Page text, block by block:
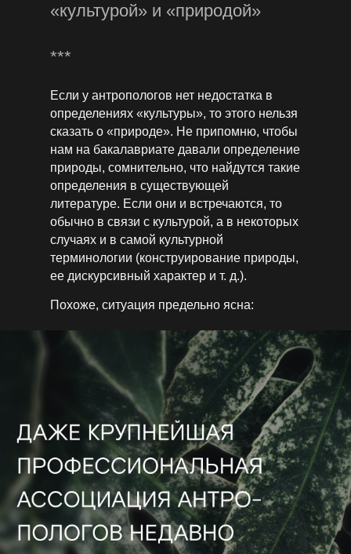
«культурой» и «природой»
***
Если у антропологов нет недостатка в
определениях «культуры», то этого нельзя
сказать о «­природе». Не припомню, чтобы
нам на бакалавриате давали определение
природы, сомнительно, что найдутся такие
определения в существующей
литературе. Если они и встречаются, то
обычно в связи с культурой, а в некоторых
случаях и в самой культурной
терминологии (конструирование природы,
ее ­дискурсивный характер и т. д.).
Похоже, ситуация предельно ясна: